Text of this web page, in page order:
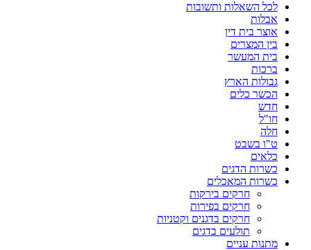
לכל השאלות ותשובות
אבלות
אוצר בית דין
בין המצרים
בית המעשר
ברכות
גבולות הארץ
הכשר כלים
חדש
חו"ל
חלה
ט"ו בשבט
כלאים
כשרות הדגים
כשרות המאכלים
חרקים בירקות
חרקים בפירות
חרקים בדגנים וקטניות
תולעים בדגים
מתנות עניים